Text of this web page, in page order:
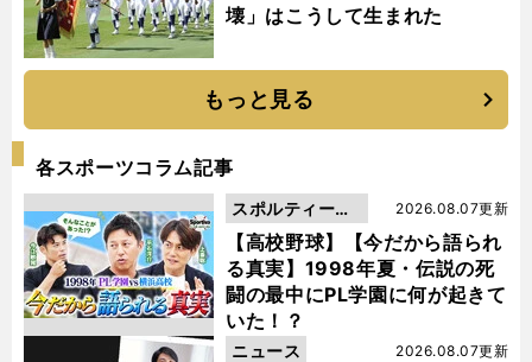
壊」はこうして生まれた
もっと見る
各スポーツコラム記事
【高校野球】【今だから語られ
る真実】1998年夏・伝説の死
闘の最中にPL学園に何が起きて
いた！？
2026.08.07更新
スポルティーバ
動画
2026.08.07更新
ニュース